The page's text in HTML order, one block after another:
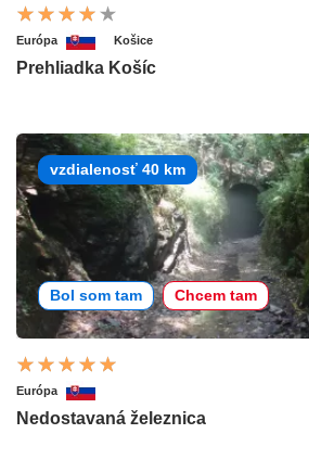
Európa Košice
Prehliadka Košíc
vzdialenosť 40 km
Bol som tam Chcem tam
Európa
Nedostavaná železnica